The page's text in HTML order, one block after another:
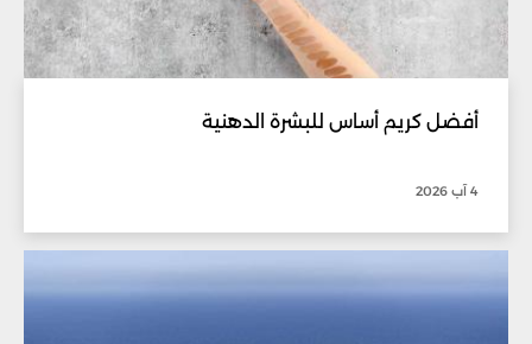
أفضل كريم أساس للبشرة الدهنية
4 آب 2026